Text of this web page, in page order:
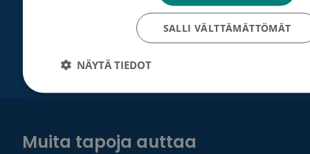
Yrityksille
Muita tapoja auttaa
SALLI VÄLTTÄMÄTTÖMÄT
NÄYTÄ TIEDOT